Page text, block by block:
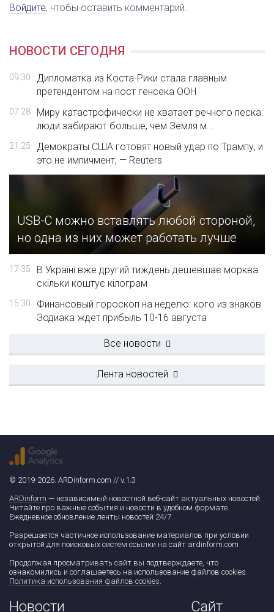
Войдите, чтобы оставить комментарий.
НОВОСТИ СЕГОДНЯ
09:30
Дипломатка из Коста-Рики стала главным
претендентом на пост генсека ООН
07:28
Миру катастрофически не хватает речного песка:
люди забирают больше, чем Земля м...
21:25
Демократы США готовят новый удар по Трампу, и
это не импичмент, — Reuters
USB-C можно вставлять любой стороной,
но одна из них может работать лучше
17:35
В Україні вже другий тиждень дешевшає морква:
скільки коштує кілограм
15:30
Финансовый гороскоп на неделю: кого из знаков
Зодиака ждет прибыль 10-16 августа
Все новости
Лента новостей
© 2019-2026. ARDinform.com // v.1.3
ARDinform — независимый новостной веб-сайт актуальных новостей.
Читайте про важные события и новости в удобном формате.
Ежедневное обновление ленты новостей 24/7.
Разрешается частичное использование материалов при условии
открытой для поисковых систем ссылки на сайт ardinform.com
Продолжая просматривать сайт вы подтверждаете, что
ознакомились и соглашаетесь на использование файлов cookies.
Политика использования файлов cookies.
Новости Сайт